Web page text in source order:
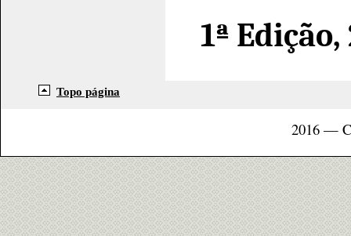
1ª
Topo página
2016 —